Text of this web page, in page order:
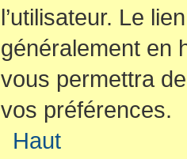
l’utilisateur. Le
généralement en
vous permettra
vos préférences.
Haut